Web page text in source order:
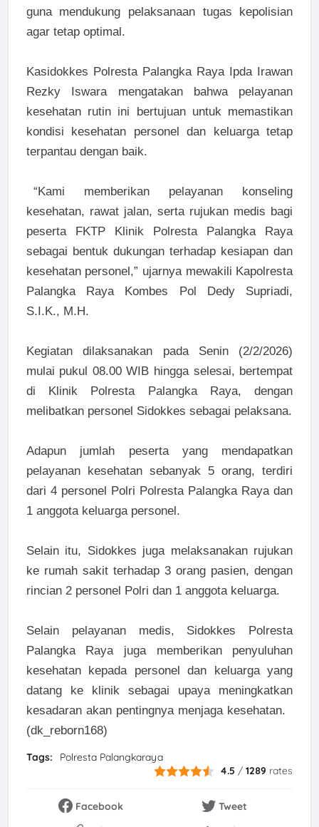
guna mendukung pelaksanaan tugas kepolisian
agar tetap optimal.
Kasidokkes Polresta Palangka Raya Ipda Irawan
Rezky Iswara mengatakan bahwa pelayanan
kesehatan rutin ini bertujuan untuk memastikan
kondisi kesehatan personel dan keluarga tetap
terpantau dengan baik.
“Kami memberikan pelayanan konseling
kesehatan, rawat jalan, serta rujukan medis bagi
peserta FKTP Klinik Polresta Palangka Raya
sebagai bentuk dukungan terhadap kesiapan dan
kesehatan personel,” ujarnya mewakili Kapolresta
Palangka Raya Kombes Pol Dedy Supriadi,
S.I.K., M.H.
Kegiatan dilaksanakan pada Senin (2/2/2026)
mulai pukul 08.00 WIB hingga selesai, bertempat
di Klinik Polresta Palangka Raya, dengan
melibatkan personel Sidokkes sebagai pelaksana.
Adapun jumlah peserta yang mendapatkan
pelayanan kesehatan sebanyak 5 orang, terdiri
dari 4 personel Polri Polresta Palangka Raya dan
1 anggota keluarga personel.
Selain itu, Sidokkes juga melaksanakan rujukan
ke rumah sakit terhadap 3 orang pasien, dengan
rincian 2 personel Polri dan 1 anggota keluarga.
Selain pelayanan medis, Sidokkes Polresta
Palangka Raya juga memberikan penyuluhan
kesehatan kepada personel dan keluarga yang
datang ke klinik sebagai upaya meningkatkan
kesadaran akan pentingnya menjaga kesehatan.
(dk_reborn168)
Tags:
Polresta Palangkaraya
4.5 /1289 rates
Facebook
Tweet